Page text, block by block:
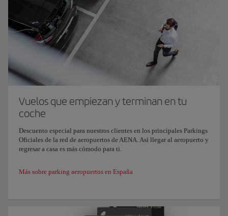
Vuelos que empiezan y terminan en tu
coche
Descuento especial para nuestros clientes en los principales Parkings
Oficiales de la red de aeropuertos de AENA. Así llegar al aeropuerto y
regresar a casa es más cómodo para ti.
Más sobre parking aeropuertos en España